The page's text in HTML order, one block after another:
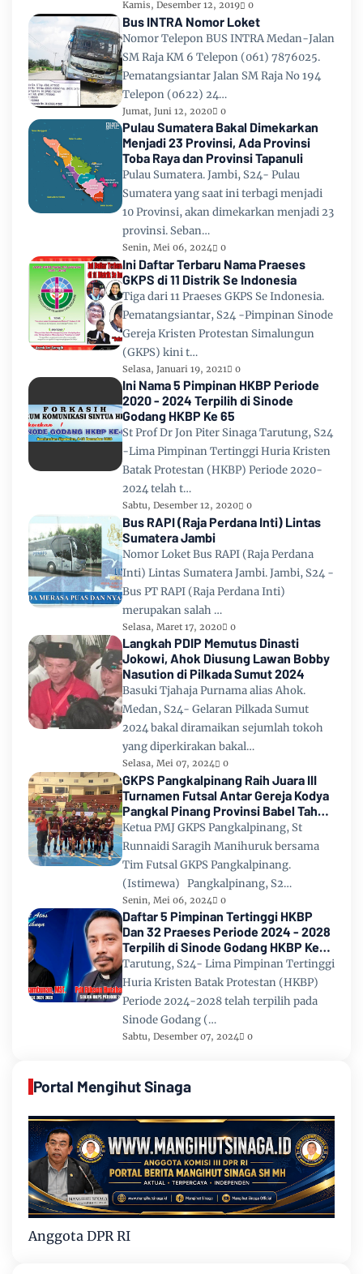
Kamis, Desember 12, 2019 0
Bus INTRA Nomor Loket
Nomor Telepon BUS INTRA Medan-Jalan
SM Raja KM 6 Telepon (061) 7876025.
Pematangsiantar Jalan SM Raja No 194
Telepon (0622) 24…
Jumat, Juni 12, 2020 0
Pulau Sumatera Bakal Dimekarkan
Menjadi 23 Provinsi, Ada Provinsi
Toba Raya dan Provinsi Tapanuli
Pulau Sumatera. Jambi, S24- Pulau
Sumatera yang saat ini terbagi menjadi
10 Provinsi, akan dimekarkan menjadi 23
provinsi. Seban…
Senin, Mei 06, 2024 0
Ini Daftar Terbaru Nama Praeses
GKPS di 11 Distrik Se Indonesia
Tiga dari 11 Praeses GKPS Se Indonesia.
Pematangsiantar, S24 -Pimpinan Sinode
Gereja Kristen Protestan Simalungun
(GKPS) kini t…
Selasa, Januari 19, 2021 0
Ini Nama 5 Pimpinan HKBP Periode
2020 - 2024 Terpilih di Sinode
Godang HKBP Ke 65
St Prof Dr Jon Piter Sinaga Tarutung, S24
-Lima Pimpinan Tertinggi Huria Kristen
Batak Protestan (HKBP) Periode 2020-
2024 telah t…
Sabtu, Desember 12, 2020 0
Bus RAPI (Raja Perdana Inti) Lintas
Sumatera Jambi
Nomor Loket Bus RAPI (Raja Perdana
Inti) Lintas Sumatera Jambi. Jambi, S24 -
Bus PT RAPI (Raja Perdana Inti)
merupakan salah …
Selasa, Maret 17, 2020 0
Langkah PDIP Memutus Dinasti
Jokowi, Ahok Diusung Lawan Bobby
Nasution di Pilkada Sumut 2024
Basuki Tjahaja Purnama alias Ahok.
Medan, S24- Gelaran Pilkada Sumut
2024 bakal diramaikan sejumlah tokoh
yang diperkirakan bakal…
Selasa, Mei 07, 2024 0
GKPS Pangkalpinang Raih Juara III
Turnamen Futsal Antar Gereja Kodya
Pangkal Pinang Provinsi Babel Tahun
2024
Ketua PMJ GKPS Pangkalpinang, St
Runnaidi Saragih Manihuruk bersama
Tim Futsal GKPS Pangkalpinang.
(Istimewa) Pangkalpinang, S2…
Senin, Mei 06, 2024 0
Daftar 5 Pimpinan Tertinggi HKBP
Dan 32 Praeses Periode 2024 - 2028
Terpilih di Sinode Godang HKBP Ke
67 Tahun 2024
Tarutung, S24- Lima Pimpinan Tertinggi
Huria Kristen Batak Protestan (HKBP)
Periode 2024-2028 telah terpilih pada
Sinode Godang (…
Sabtu, Desember 07, 2024 0
Portal Mengihut Sinaga
Anggota DPR RI